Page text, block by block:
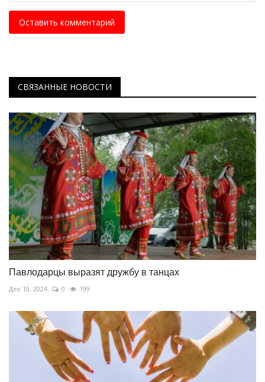
Оставить комментарий
СВЯЗАННЫЕ НОВОСТИ
Павлодарцы выразят дружбу в танцах
Дек 10, 2024 0 199